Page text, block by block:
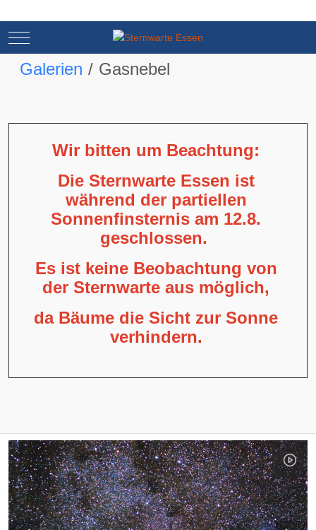
Mobile Menu Toggle
Galerien Gasnebel
Wir bitten um Beachtung:
Die Sternwarte Essen ist
während der partiellen
Sonnenfinsternis am 12.8.
geschlossen.
Es ist keine Beobachtung von
der Sternwarte aus möglich,
da Bäume die Sicht zur Sonne
verhindern.